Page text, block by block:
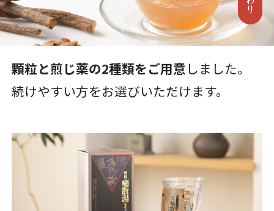
顆粒と煎じ薬の2種類をご用意 しました。
続けやすい方をお選びいただけます。